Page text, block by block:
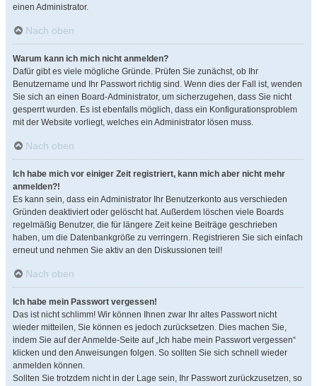
einen Administrator.
Nach oben
Warum kann ich mich nicht anmelden?
Dafür gibt es viele mögliche Gründe. Prüfen Sie zunächst, ob Ihr
Benutzername und Ihr Passwort richtig sind. Wenn dies der Fall ist, wenden
Sie sich an einen Board-Administrator, um sicherzugehen, dass Sie nicht
gesperrt wurden. Es ist ebenfalls möglich, dass ein Konfigurationsproblem
mit der Website vorliegt, welches ein Administrator lösen muss.
Nach oben
Ich habe mich vor einiger Zeit registriert, kann mich aber nicht mehr
anmelden?!
Es kann sein, dass ein Administrator Ihr Benutzerkonto aus verschieden
Gründen deaktiviert oder gelöscht hat. Außerdem löschen viele Boards
regelmäßig Benutzer, die für längere Zeit keine Beiträge geschrieben
haben, um die Datenbankgröße zu verringern. Registrieren Sie sich einfach
erneut und nehmen Sie aktiv an den Diskussionen teil!
Nach oben
Ich habe mein Passwort vergessen!
Das ist nicht schlimm! Wir können Ihnen zwar Ihr altes Passwort nicht
wieder mitteilen, Sie können es jedoch zurücksetzen. Dies machen Sie,
indem Sie auf der Anmelde-Seite auf „Ich habe mein Passwort vergessen“
klicken und den Anweisungen folgen. So sollten Sie sich schnell wieder
anmelden können.
Sollten Sie trotzdem nicht in der Lage sein, Ihr Passwort zurückzusetzen, so